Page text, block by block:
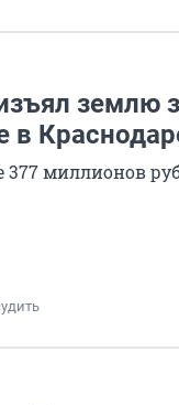
землю
в
377 миллионов